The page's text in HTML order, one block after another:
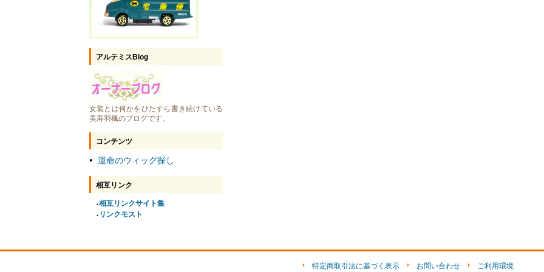
アルテミスBlog
女装とは何かをひたすら書き続けている
美寿羽楓のブログです。
コンテンツ
● 運命のウィッグ探し
相互リンク
●相互リンクサイト集
● リンクモスト
特定商取引法に基づく表示 お問い合わせ ご利用環境